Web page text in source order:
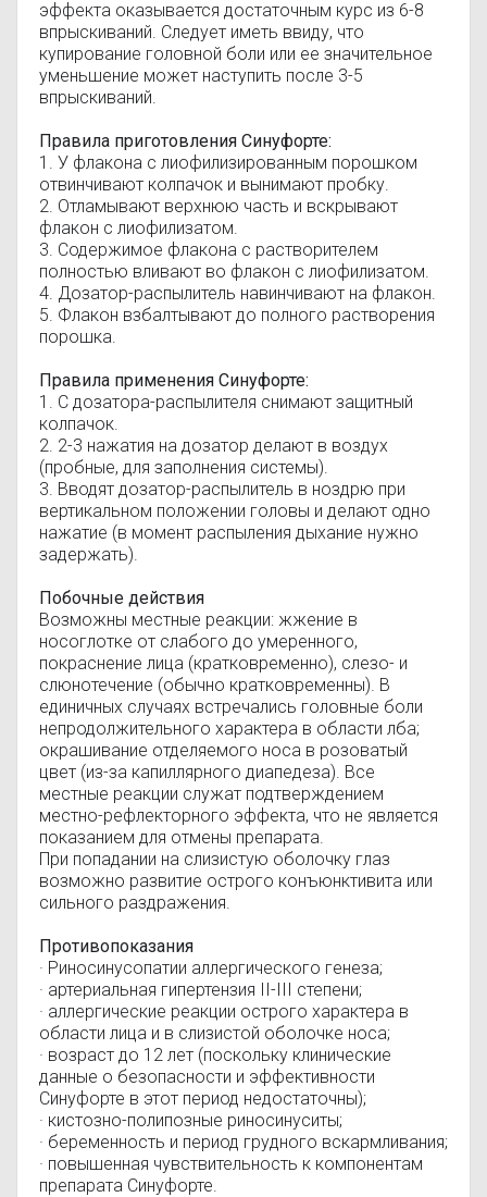
эффекта оказывается достаточным курс из 6-8
впрыскиваний. Следует иметь ввиду, что
купирование головной боли или ее значительное
уменьшение может наступить после 3-5
впрыскиваний.
Правила приготовления Синуфорте:
1. У флакона с лиофилизированным порошком
отвинчивают колпачок и вынимают пробку.
2. Отламывают верхнюю часть и вскрывают
флакон с лиофилизатом.
3. Содержимое флакона с растворителем
полностью вливают во флакон с лиофилизатом.
4. Дозатор-распылитель навинчивают на флакон.
5. Флакон взбалтывают до полного растворения
порошка.
Правила применения Синуфорте:
1. С дозатора-распылителя снимают защитный
колпачок.
2. 2-3 нажатия на дозатор делают в воздух
(пробные, для заполнения системы).
3. Вводят дозатор-распылитель в ноздрю при
вертикальном положении головы и делают одно
нажатие (в момент распыления дыхание нужно
задержать).
Побочные действия
Возможны местные реакции: жжение в
носоглотке от слабого до умеренного,
покраснение лица (кратковременно), слезо- и
слюнотечение (обычно кратковременны). В
единичных случаях встречались головные боли
непродолжительного характера в области лба;
окрашивание отделяемого носа в розоватый
цвет (из-за капиллярного диапедеза). Все
местные реакции служат подтверждением
местно-рефлекторного эффекта, что не является
показанием для отмены препарата.
При попадании на слизистую оболочку глаз
возможно развитие острого конъюнктивита или
сильного раздражения.
Противопоказания
· Риносинусопатии аллергического генеза;
· артериальная гипертензия II-III степени;
· аллергические реакции острого характера в
области лица и в слизистой оболочке носа;
· возраст до 12 лет (поскольку клинические
данные о безопасности и эффективности
Синуфорте в этот период недостаточны);
· кистозно-полипозные риносинуситы;
· беременность и период грудного вскармливания;
· повышенная чувствительность к компонентам
препарата Синуфорте.